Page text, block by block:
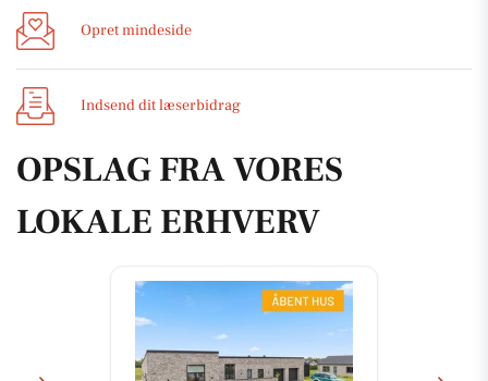
Opret mindeside
Indsend dit læserbidrag
OPSLAG FRA VORES
LOKALE ERHVERV